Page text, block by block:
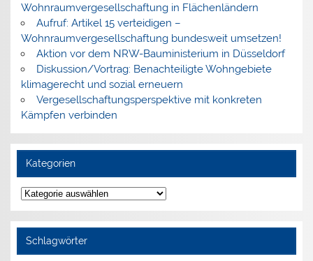
Wohnraumvergesellschaftung in Flächenländern
Aufruf: Artikel 15 verteidigen –
Wohnraumvergesellschaftung bundesweit umsetzen!
Aktion vor dem NRW-Bauministerium in Düsseldorf
Diskussion/Vortrag: Benachteiligte Wohngebiete
klimagerecht und sozial erneuern
Vergesellschaftungsperspektive mit konkreten
Kämpfen verbinden
Kategorien
Kategorien
Schlagwörter